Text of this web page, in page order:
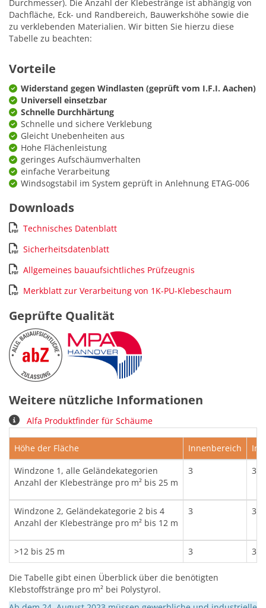
Durchmesser). Die Anzahl der Klebestränge ist abhängig von
Dachfläche, Eck- und Randbereich, Bauwerkshöhe sowie die
zu verklebenden Materialien. Wir bitten Sie hierzu diese
Tabelle zu beachten:
Vorteile
Widerstand gegen Windlasten (geprüft vom I.F.I. Aachen)
Universell einsetzbar
Schnelle Durchhärtung
Schnelle und sichere Verklebung
Gleicht Unebenheiten aus
Hohe Flächenleistung
geringes Aufschäumverhalten
einfache Verarbeitung
Windsogstabil im System geprüft in Anlehnung ETAG-006
Downloads
Technisches Datenblatt
Sicherheitsdatenblatt
Allgemeines bauaufsichtliches Prüfzeugnis
Merkblatt zur Verarbeitung von 1K-PU-Klebeschaum
Geprüfte Qualität
Weitere nützliche Informationen
Alfa Produktfinder für Schäume
Höhe der Fläche Innenbereich
Windzone 1, alle Geländekategorien
Anzahl der Klebestränge pro m² bis 25 m
3 3
Windzone 2, Geländekategorie 2 bis 4
Anzahl der Klebestränge pro m² bis 12 m
3 3
>12 bis 25 m 3 3
Die Tabelle gibt einen Überblick über die benötigten
Klebstoffstränge pro m² bei Polystyrol.